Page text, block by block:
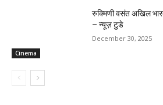
Cinema
रुक्मिणी वसंत अखिल
– न्यूज़ टुडे
December 30, 2025